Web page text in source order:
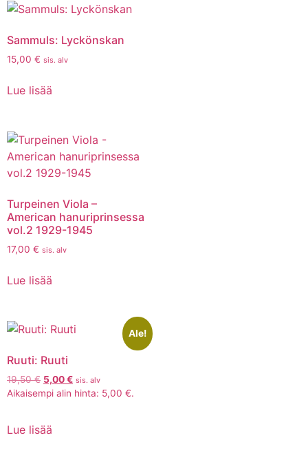
Sammuls: Lyckönskan
15,00 € sis. alv
Lue lisää
Turpeinen Viola –
American hanuriprinsessa
vol.2 1929-1945
17,00 € sis. alv
Lue lisää
Ale!
Ruuti: Ruuti
19,50€ 5,00€ sis. alv
Aikaisempi alin hinta: 5,00 €.
Lue lisää